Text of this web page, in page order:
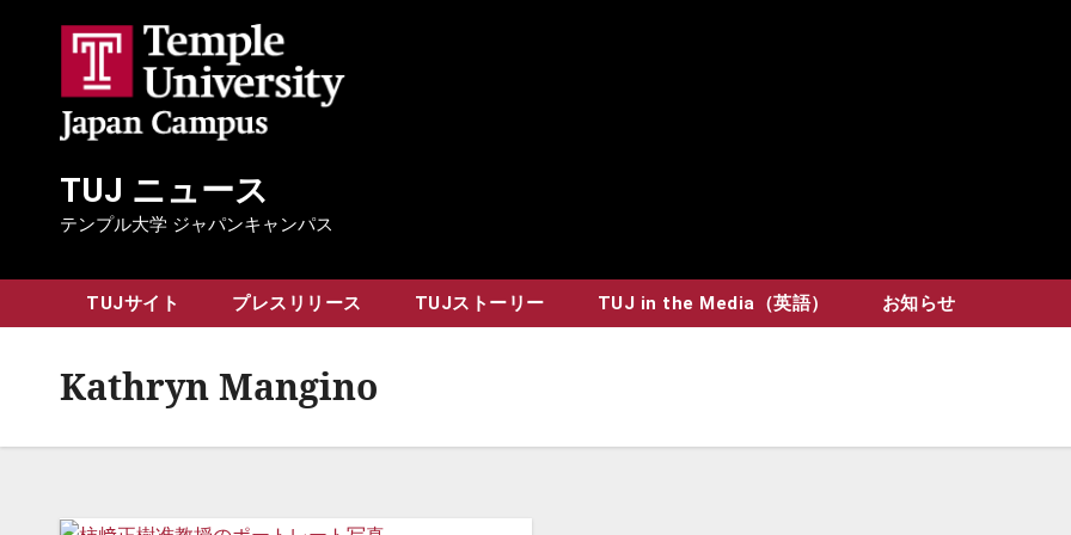
TUJ ニュース
テンプル大学 ジャパンキャンパス
TUJサイト プレスリリース TUJストーリー TUJ in the Media（英語） お知らせ
Kathryn Mangino